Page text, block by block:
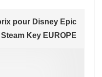
pour Disney Epic
Key EUROPE